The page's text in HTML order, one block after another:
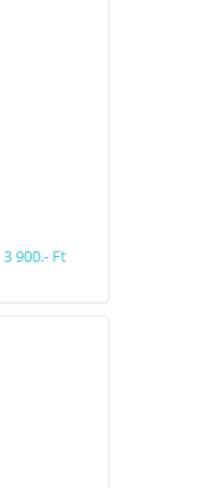
3 900.- Ft